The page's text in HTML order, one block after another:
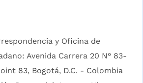
y Oficina de
Avenida Carrera 20 N° 83-
83, Bogotá, D.C. - Colombia